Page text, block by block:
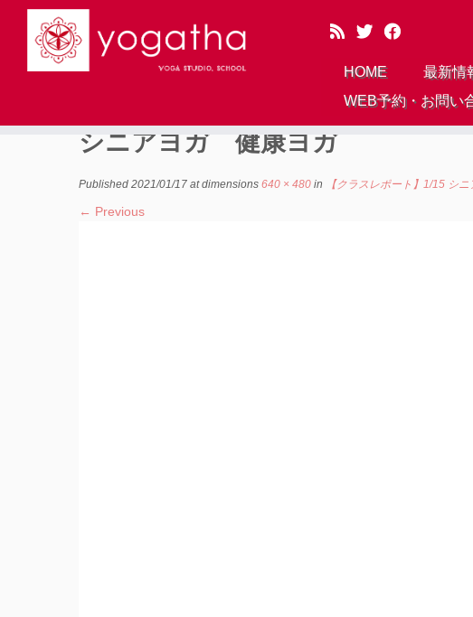
to
HOME 最新情
WEB予約・お問い
シニアヨガ 健康ヨガ
Published 2021/01/17 at dimensions 640 × 480 in 【クラスレポート】1/15 シ
← Previous